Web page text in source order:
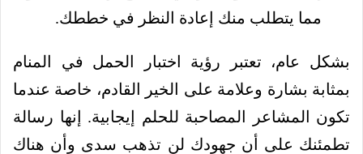
مما يتطلب منك إعادة النظر في خططك.
بشكل عام، تعتبر رؤية اختبار الحمل في المنام
بمثابة بشارة وعلامة على الخير القادم، خاصة عندما
تكون المشاعر المصاحبة للحلم إيجابية. إنها رسالة
تطمئنك على أن جهودك لن تذهب سدى وأن هناك